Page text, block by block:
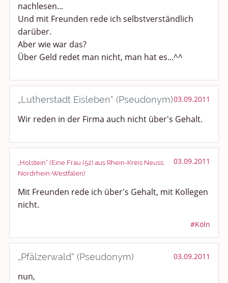
nachlesen...
Und mit Freunden rede ich selbstverständlich
darüber.
Aber wie war das?
Über Geld redet man nicht, man hat es...^^
„Lutherstadt Eisleben“ (Pseudonym)03.09.2011
Wir reden in der Firma auch nicht über's Gehalt.
„Holstein“ (Eine Frau (52) aus Rhein-Kreis Neuss,
Nordrhein-Westfalen)
03.09.2011
Mit Freunden rede ich über's Gehalt, mit Kollegen
nicht.
#Köln
„Pfälzerwald“ (Pseudonym) 03.09.2011
nun,